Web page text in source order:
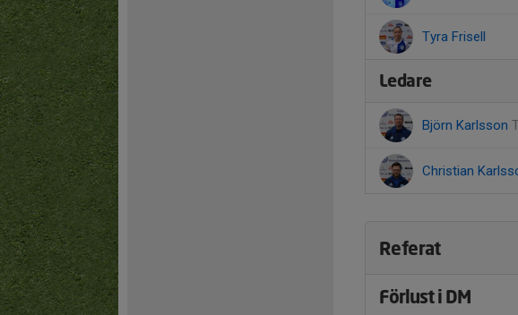
Tyra Frisell
Ledare
Björn Karlsson
Christian
Referat
Förlust i DM